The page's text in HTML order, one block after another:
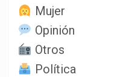
Mujer
Opinión
Otros
Política